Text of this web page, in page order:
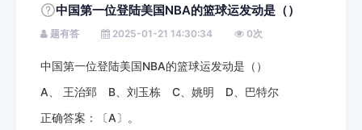
中国第一位登陆美国NBA的篮球运发动是（）
题有答 2025-01-21 14:30:34 0次
中国第一位登陆美国NBA的篮球运发动是（）
A、 王治郅 B、刘玉栋 C、姚明 D、巴特尔
正确答案：〔A〕。